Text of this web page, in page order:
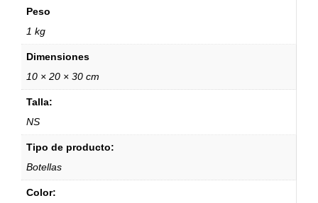
Peso
1 kg
Dimensiones
10 × 20 × 30 cm
Talla:
NS
Tipo de producto:
Botellas
Color: